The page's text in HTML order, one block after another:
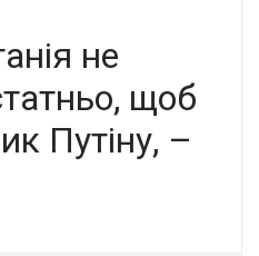
не
щоб
Путіну, –